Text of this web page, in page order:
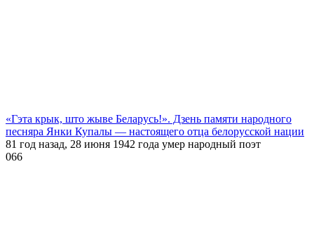
«Гэта крык, што жыве Беларусь!». Дзень памяти народного
песняра Янки Купалы — настоящего отца белорусской нации
81 год назад, 28 июня 1942 года умер народный поэт
066